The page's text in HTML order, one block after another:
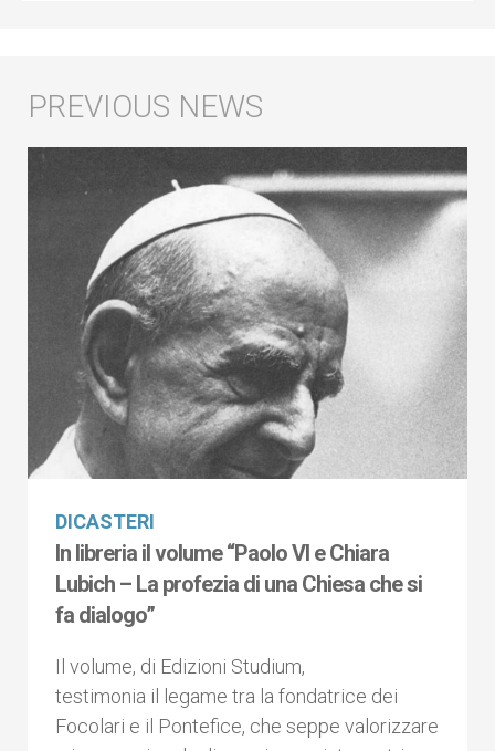
DICASTERI
In libreria il volume “Paolo VI e Chiara
Lubich – La profezia di una Chiesa che si
fa dialogo”
Il volume, di Edizioni Studium,
testimonia il legame tra la fondatrice dei
Focolari e il Pontefice, che seppe valorizzare